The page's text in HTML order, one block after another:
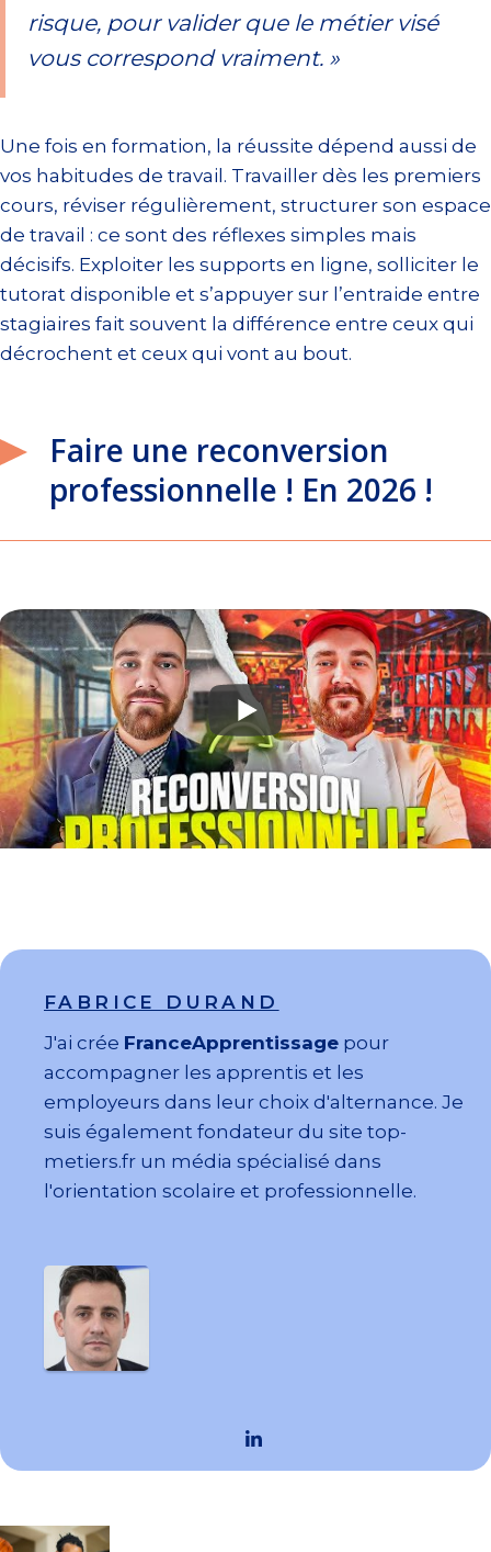
risque, pour valider que le métier visé
vous correspond vraiment. »
Une fois en formation, la réussite dépend aussi de
vos habitudes de travail. Travailler dès les premiers
cours, réviser régulièrement, structurer son espace
de travail : ce sont des réflexes simples mais
décisifs. Exploiter les supports en ligne, solliciter le
tutorat disponible et s’appuyer sur l’entraide entre
stagiaires fait souvent la différence entre ceux qui
décrochent et ceux qui vont au bout.
Faire une reconversion
professionnelle ! En 2026 !
FABRICE DURAND
J'ai crée FranceApprentissage pour
accompagner les apprentis et les
employeurs dans leur choix d'alternance. Je
suis également fondateur du site top-
metiers.fr un média spécialisé dans
l'orientation scolaire et professionnelle.